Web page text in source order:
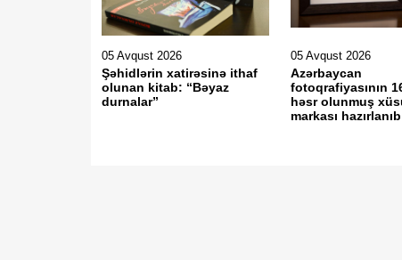
05 Avqust 2026
Şəhidlərin xatirəsinə ithaf
olunan kitab: “Bəyaz
durnalar”
05 Avqust 2026
Azərbaycan
fotoqrafiyasının
həsr olunmuş
markası hazırlanıb